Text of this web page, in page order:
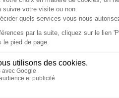
ON EN PARLE
Frédéric Brindelle
Chronique: